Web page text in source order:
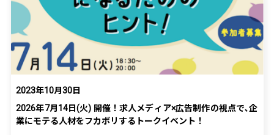
2023年10月30日
2026年7月14日(火) 開催！求人メディア×広告制作の視点で､企
業にモテる人材をフカボリするトークイベント！